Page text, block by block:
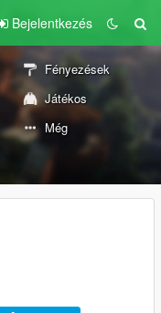
Bejelentkezés
Fényezések
Játékos
Még